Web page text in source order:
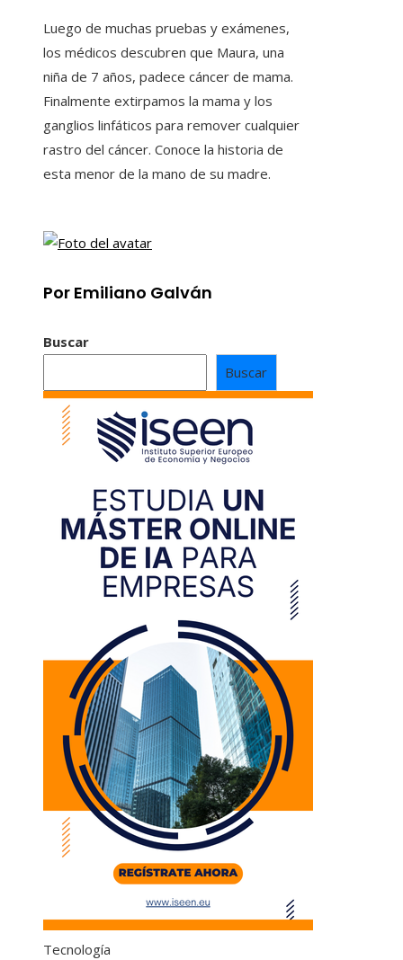
Luego de muchas pruebas y exámenes,
los médicos descubren que Maura, una
niña de 7 años, padece cáncer de mama.
Finalmente extirpamos la mama y los
ganglios linfáticos para remover cualquier
rastro del cáncer. Conoce la historia de
esta menor de la mano de su madre.
Por Emiliano Galván
Buscar
Buscar
Tecnología